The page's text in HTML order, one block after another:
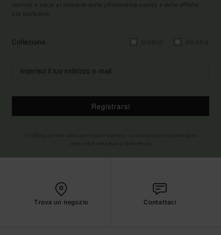
Iscriviti e sarai al corrente delle ultimissime novità e delle offerte
più esclusive.
Collezione
Registrarsi
Trova un negozio Contattaci